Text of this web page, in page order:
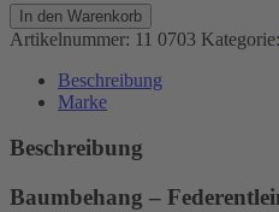
BB
Federentlein
Ball
Menge
In den Warenkorb
Artikelnummer: 11 0703 Kategorie:
Beschreibung
Marke
Beschreibung
Baumbehang –